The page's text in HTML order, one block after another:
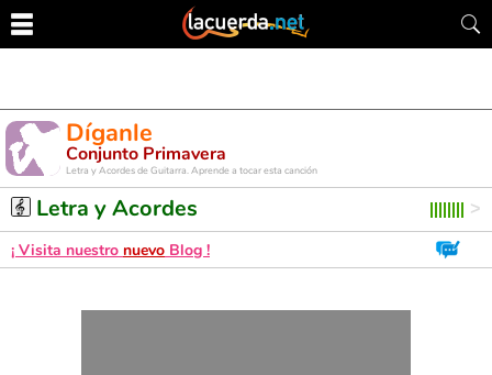
Díganle
Conjunto Primavera
Letra y Acordes de Guitarra. Aprende a tocar esta canción
Letra y Acordes
¡ Visita nuestro nuevo Blog !